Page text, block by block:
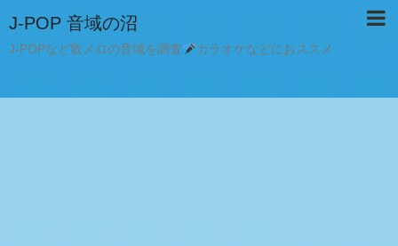
J-POP 音域の沼
J-POPなど歌メロの音域を調査 カラオケなどにおススメ